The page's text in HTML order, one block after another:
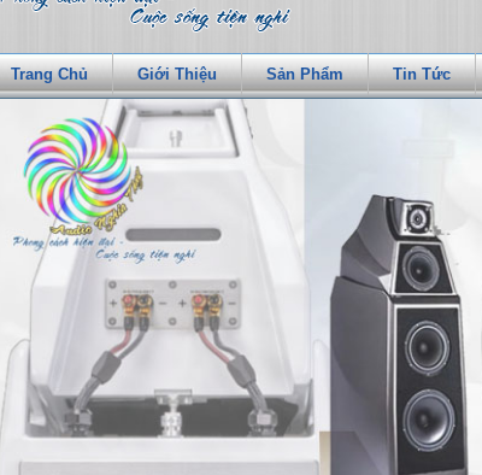
Trang Chủ Giới Thiệu Sản Phẩm Tin Tức